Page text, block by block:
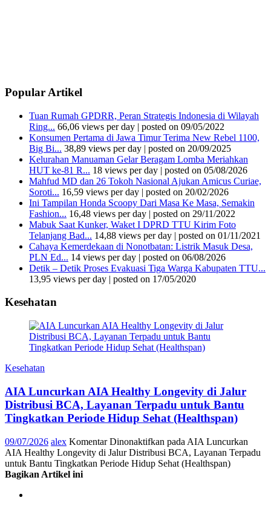
Popular Artikel
Tuan Rumah GPDRR, Peran Strategis Indonesia di Wilayah
Ring... 66,06 views per day | posted on 09/05/2022
Konsumen Pertama di Jawa Timur Terima New Rebel 1100,
Big Bi... 38,89 views per day | posted on 20/09/2025
Kelurahan Manuaman Gelar Beragam Lomba Meriahkan
HUT ke-81 R... 18 views per day | posted on 05/08/2026
Mahfud MD dan 26 Tokoh Nasional Ajukan Amicus Curiae,
Soroti... 16,59 views per day | posted on 20/02/2026
Ini Tampilan Honda Scoopy Dari Masa Ke Masa, Semakin
Fashion... 16,48 views per day | posted on 29/11/2022
Mabuk Saat Kunker, Waket I DPRD TTU Kirim Foto
Telanjang Bad... 14,88 views per day | posted on 01/11/2021
Cahaya Kemerdekaan di Nonotbatan: Listrik Masuk Desa,
PLN Ed... 14 views per day | posted on 06/08/2026
Detik – Detik Proses Evakuasi Tiga Warga Kabupaten TTU...
13,95 views per day | posted on 17/05/2020
Kesehatan
Kesehatan
AIA Luncurkan AIA Healthy Longevity di Jalur
Distribusi BCA, Layanan Terpadu untuk Bantu
Tingkatkan Periode Hidup Sehat (Healthspan)
09/07/2026 alex Komentar Dinonaktifkan pada AIA Luncurkan
AIA Healthy Longevity di Jalur Distribusi BCA, Layanan Terpadu
untuk Bantu Tingkatkan Periode Hidup Sehat (Healthspan)
Bagikan Artikel ini